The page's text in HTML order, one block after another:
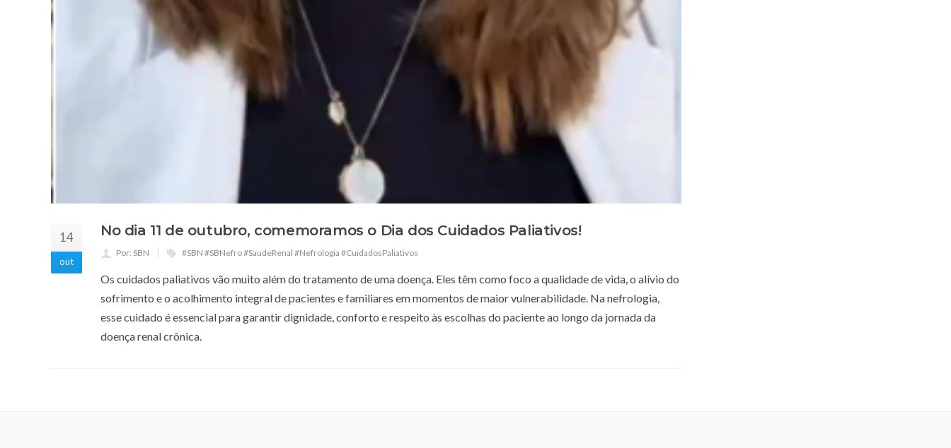
14
out
No dia 11 de outubro, comemoramos o Dia dos Cuidados Paliativos!
Por: SBN #SBN #SBNefro #SaudeRenal #Nefrologia #CuidadosPaliativos
Os cuidados paliativos vão muito além do tratamento de uma doença. Eles têm como foco a qualidade de vida, o alívio do
sofrimento e o acolhimento integral de pacientes e familiares em momentos de maior vulnerabilidade. Na nefrologia,
esse cuidado é essencial para garantir dignidade, conforto e respeito às escolhas do paciente ao longo da jornada da
doença renal crônica.